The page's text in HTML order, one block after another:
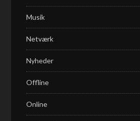
Musik
Netværk
Nyheder
Offline
Online